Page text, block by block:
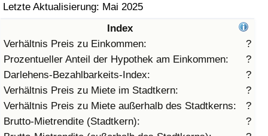
Letzte Aktualisierung: Mai 2025
Index
Verhältnis Preis zu Einkommen:
?
Prozentueller Anteil der Hypothek am Einkommen:
?
Darlehens-Bezahlbarkeits-Index:
?
Verhältnis Preis zu Miete im Stadtkern:
?
Verhältnis Preis zu Miete außerhalb des Stadtkerns:
?
Brutto-Mietrendite (Stadtkern):
?
Umweltverschmutzung
Umweltverschmutzungs-Index (aktuell)
Verschmutzungsindex
Umweltverschmutzungs-Index nach Land
Verkehr